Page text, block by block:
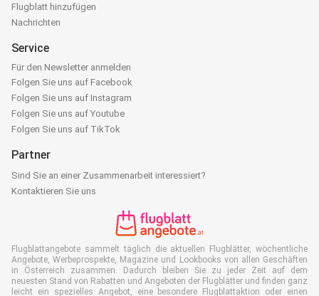
Flugblatt hinzufügen
Nachrichten
Service
Für den Newsletter anmelden
Folgen Sie uns auf Facebook
Folgen Sie uns auf Instagram
Folgen Sie uns auf Youtube
Folgen Sie uns auf TikTok
Partner
Sind Sie an einer Zusammenarbeit interessiert?
Kontaktieren Sie uns
Flugblattangebote sammelt täglich die aktuellen Flugblätter, wöchentliche
Angebote, Werbeprospekte, Magazine und Lookbooks von allen Geschäften
in Österreich zusammen. Dadurch bleiben Sie zu jeder Zeit auf dem
neuesten Stand von Rabatten und Angeboten der Flugblätter und finden ganz
leicht ein spezielles Angebot, eine besondere Flugblattaktion oder einen